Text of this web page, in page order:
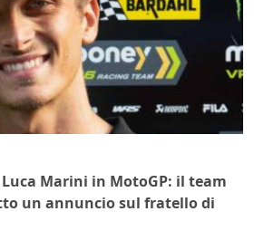
Marini in MotoGP: il team
un annuncio sul fratello di